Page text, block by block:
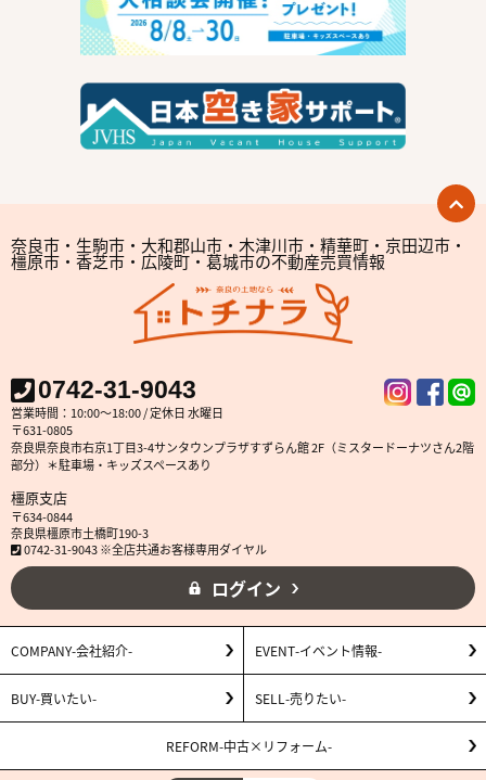
奈良市・生駒市・大和郡山市・木津川市・精華町・京田辺市・
橿原市・香芝市・広陵町・葛城市の不動産売買情報
0742-31-9043
営業時間：10:00～18:00 / 定休日 水曜日
〒631-0805
奈良県奈良市右京1丁目3-4サンタウンプラザすずらん館 2F（ミスタードーナツさん2階
部分）＊駐車場・キッズスペースあり
橿原支店
〒634-0844
奈良県橿原市土橋町190-3
0742-31-9043 ※全店共通お客様専用ダイヤル
ログイン
COMPANY 会社紹介 EVENT イベント情報
BUY 買いたい SELL 売りたい
REFORM 中古×リフォーム